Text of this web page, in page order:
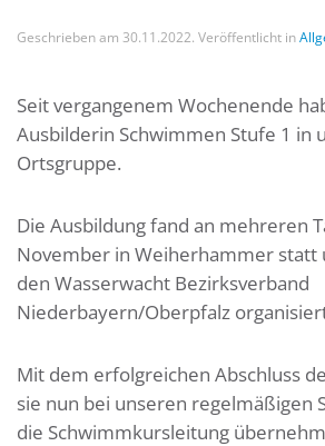
Geschrieben am 30.11.2022. Veröffentlicht in
Seit vergangenem Wochenende
Ausbilderin Schwimmen Stufe 1 in
Ortsgruppe.
Die Ausbildung fand an mehreren
November in Weiherhammer statt
den Wasserwacht Bezirksverband
Niederbayern/Oberpfalz
Mit dem erfolgreichen Abschluss
sie nun bei unseren regelmäßigen
die Schwimmkursleitung